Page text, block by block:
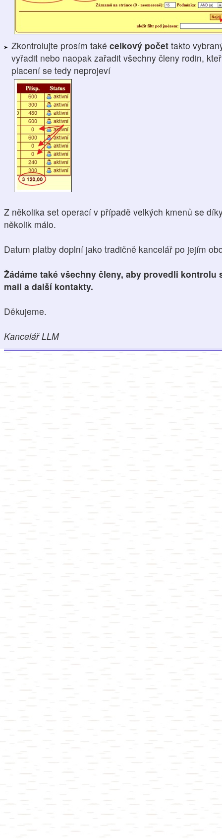
Zkontrolujte prosím také celkový počet takto
vyřadit nebo naopak zařadit všechny členy rodin,
placení se tedy neprojeví
Z několika set operací v případě velkých kmenů se
několik málo.
Datum platby doplní jako tradičně kancelář po jejím
Žádáme také všechny členy, aby provedli kontrolu
mail a další kontakty.
Děkujeme.
Kancelář LLM